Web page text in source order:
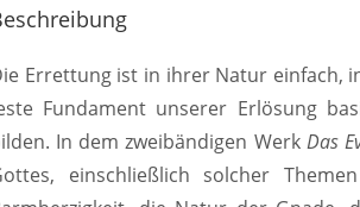
Errettung ist in ihrer Natur einfach,
Fundament unserer Erlösung
In dem zweibändigen Werk Das
einschließlich solcher